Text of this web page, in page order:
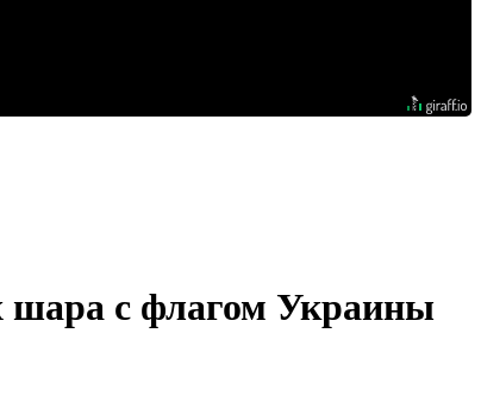
шара с флагом Украины